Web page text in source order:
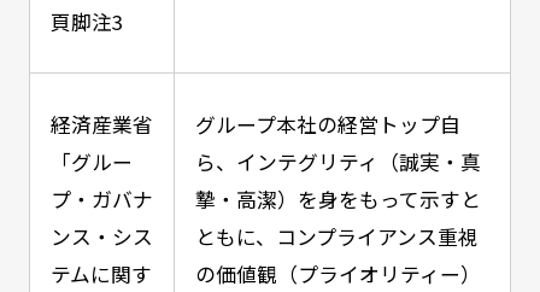
頁脚注3
経済産業省
「グルー
プ・ガバナ
ンス・シス
テムに関す
グループ本社の経営トップ自
ら、インテグリティ（誠実・真
摯・高潔）を身をもって示すと
ともに、コンプライアンス重視
の価値観（プライオリティー）